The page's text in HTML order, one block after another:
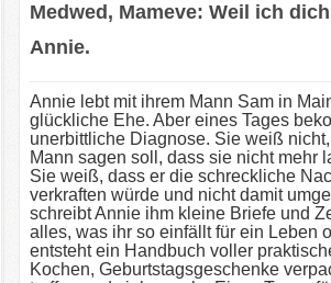
Medwed, Mameve: Weil ich
Annie.
Annie lebt mit ihrem Mann Sam in
glückliche Ehe. Aber eines Tages
unerbittliche Diagnose. Sie weiß
Mann sagen soll, dass sie nicht mehr
Sie weiß, dass er die schreckliche
verkraften würde und nicht damit
schreibt Annie ihm kleine Briefe und
alles, was ihr so einfällt für ein Leben
entsteht ein Handbuch voller
Kochen, Geburtstagsgeschenke